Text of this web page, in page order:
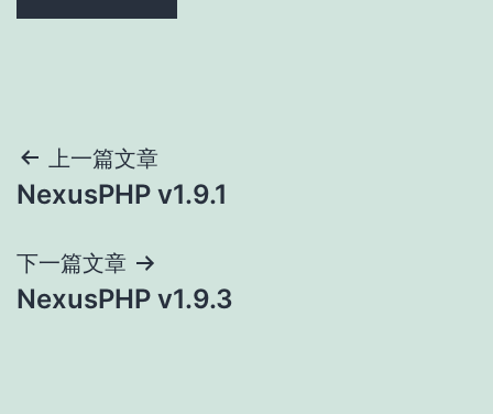
文
章
导
航
上一篇文章
NexusPHP v1.9.1
下一篇文章
NexusPHP v1.9.3